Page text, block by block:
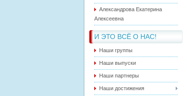
Александрова Екатерина
Алексеевна
И ЭТО ВСЁ О НАС!
Наши группы
Наши выпуски
Наши партнеры
Наши достижения